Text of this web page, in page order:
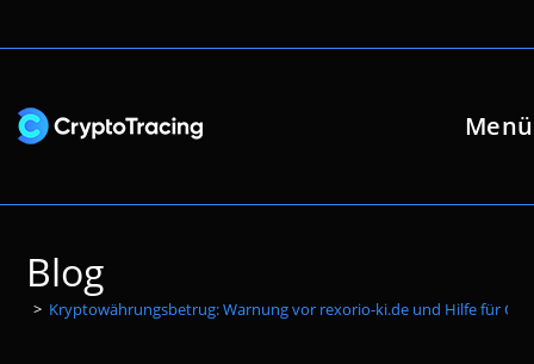
Inhalt
Menü
Blog
> Kryptowährungsbetrug: Warnung vor rexorio-ki.de und Hilfe für